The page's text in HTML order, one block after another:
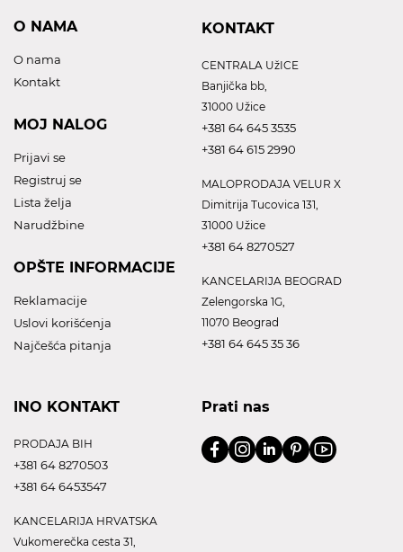
O NAMA
O nama
Kontakt
MOJ NALOG
Prijavi se
Registruj se
Lista želja
Narudžbine
OPŠTE INFORMACIJE
Reklamacije
Uslovi korišćenja
Najčešća pitanja
KONTAKT
CENTRALA UžICE
Banjička bb,
31000 Užice
+381 64 645 3535
+381 64 615 2990
MALOPRODAJA VELUR X
Dimitrija Tucovica 131,
31000 Užice
+381 64 8270527
KANCELARIJA BEOGRAD
Zelengorska 1G,
11070 Beograd
+381 64 645 35 36
INO KONTAKT
PRODAJA BIH
+381 64 8270503
+381 64 6453547
KANCELARIJA HRVATSKA
Vukomerečka cesta 31,
Prati nas